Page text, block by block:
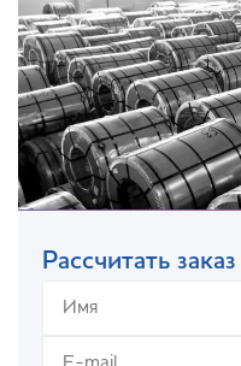
Рассчитать заказ